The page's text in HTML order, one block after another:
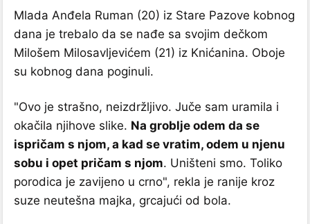
Mlada Anđela Ruman (20) iz Stare Pazove kobnog
dana je trebalo da se nađe sa svojim dečkom
Milošem Milosavljevićem (21) iz Knićanina. Oboje
su kobnog dana poginuli.
"Ovo je strašno, neizdržljivo. Juče sam uramila i
okačila njihove slike. Na groblje odem da se
ispričam s njom, a kad se vratim, odem u njenu
sobu i opet pričam s njom. Uništeni smo. Toliko
porodica je zavijeno u crno", rekla je ranije kroz
suze neutešna majka, grcajući od bola.